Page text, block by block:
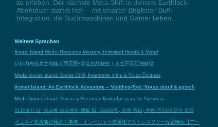
zu erleben. Der nächste Meta-Shift in deinem Earthlock-
Abenteuer startet hier – mit smarter Begleiter-Buff-
Integration, die Suchmaschinen und Gamer lieben.
Weitere Sprachen
Ikonei Island Mods: Resource Mastery, Unlimited Health & More!
伊科内岛筑梦之地蛙人币无限+零金挑战秘技！永生不灭玩法解锁
Mods Ikonei Island: Survie Chill, Inventaire Infini & Trucs Épiques
Ikonei Island: An Earthlock Adventure – Modding-Tool: Krass drauf & episch
Mods Ikonei Island: Trucos y Recursos Ilimitados para Tu Aventura
이코네이 섬: 어스록 어드벤처 템빨 팁! 크래프팅, 자원 관리, 무한 건강/내구성 조작
イコネイ島攻略の極意！準備・インベントリ最適化でストレスフリーな冒険を【アー